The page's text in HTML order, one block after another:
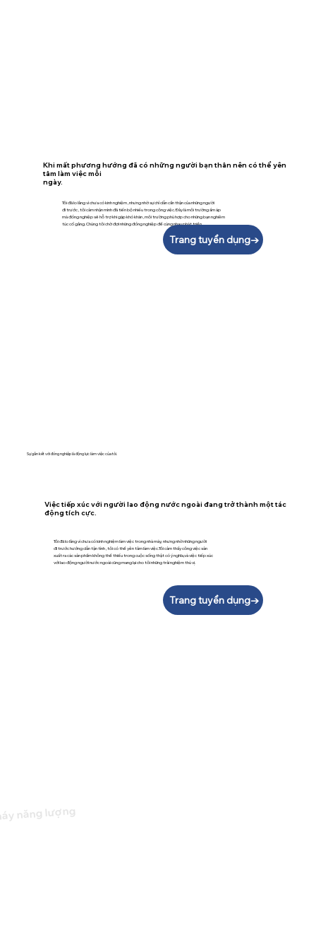
Việc tiếp xúc với người lao động nước ngoài đang trở thành một tác
động tích cực.
Tôi đã lo lắng vì chưa có kinh nghiệm làm việc trong nhà máy, nhưng nhờ những người
đi trước hướng dẫn tận tình ,tôi có thể yên tâm làm việc.Tôi cảm thấy công việc sản
xuất ra các sản phẩm không thể thiếu trong cuộc sống thật có ý nghĩa,và việc tiếp xúc
với lao động người nước ngoài cũng mang lại cho tôi những trải nghiệm thú vị.
Trang tuyển dụng→
Khi mất phương hướng đã có những người bạn thân nên có thể yên
tâm làm việc mỗi
ngày.
Tôi đã lo lắng vì chưa có kinh nghiệm ,nhưng nhờ sự chỉ dẫn cẩn thận của những người
đi trước ,tôi cảm nhận mình đã tiến bộ nhiều trong công việc.Đây là môi trường ấm áp
mà đồng nghiệp sẽ hỗ trợ khi gặp khó khăn ,môi trường phù hợp cho những bạn nghiêm
túc cố gắng.Chúng tôi chờ đợi những đồng nghiệp để cùng nhau phát triển.
Trang tuyển dụng→
năng lượng
Sự gắn kết với đồng nghiệp là động lực làm việc của tôi.